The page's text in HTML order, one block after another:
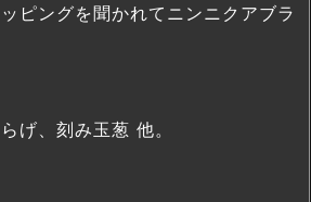
ピングを聞かれてニンニクアブラ
げ、刻み玉葱 他。